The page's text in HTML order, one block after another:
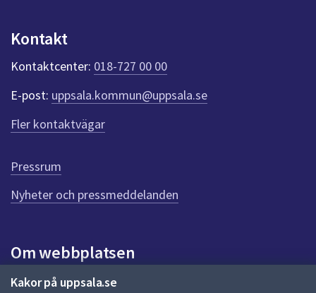
Kakor på uppsala.se
k
e
r
f
ö
r
e
n
n
a
d
a
Kontakt
Kontaktcenter: 018-727 00 00
E-post: uppsala.kommun@uppsala.se
Fler kontaktvägar
Pressrum
Nyheter och pressmeddelanden
Om webbplatsen
Om webbplatsen